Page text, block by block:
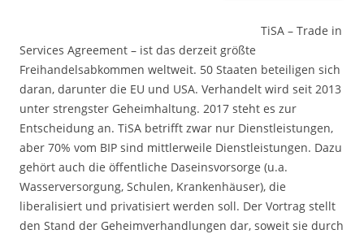
TiSA – Trade in
Services Agreement – ist das derzeit größte
Freihandelsabkommen weltweit. 50 Staaten beteiligen sich
daran, darunter die EU und USA. Verhandelt wird seit 2013
unter strengster Geheimhaltung. 2017 steht es zur
Entscheidung an. TiSA betrifft zwar nur Dienstleistungen,
aber 70% vom BIP sind mittlerweile Dienstleistungen. Dazu
gehört auch die öffentliche Daseinsvorsorge (u.a.
Wasserversorgung, Schulen, Krankenhäuser), die
liberalisiert und privatisiert werden soll. Der Vortrag stellt
den Stand der Geheimverhandlungen dar, soweit sie durch